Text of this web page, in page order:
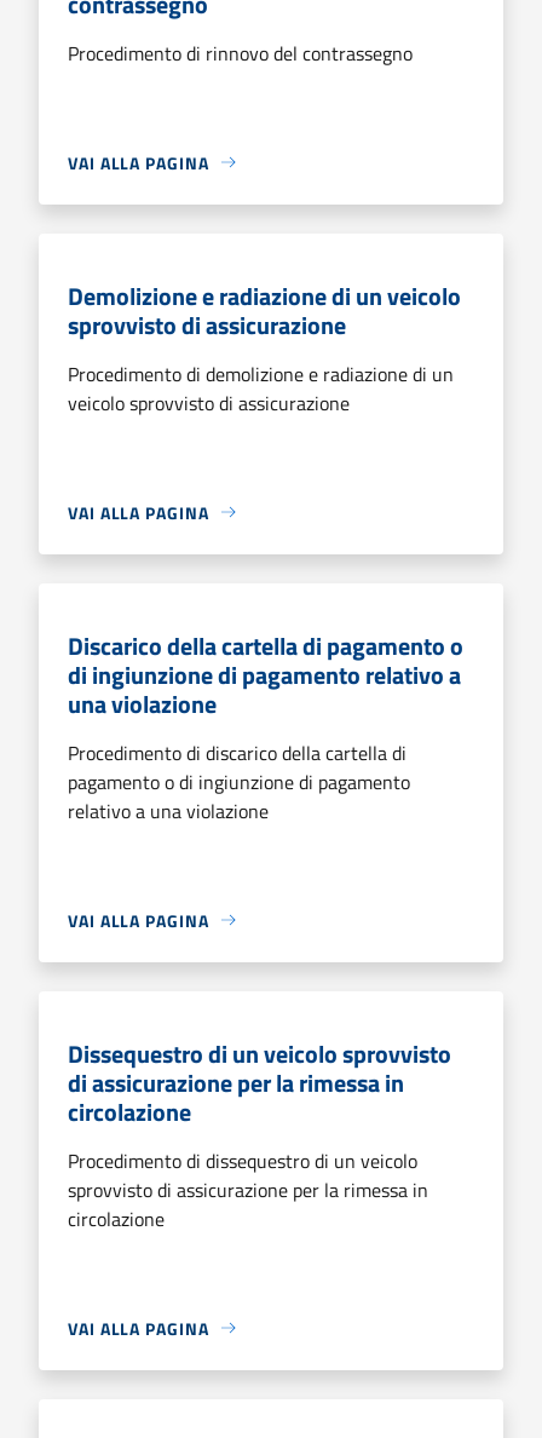
Procedimento di rinnovo del contrassegno
VAI ALLA PAGINA
Demolizione e radiazione di un veicolo
sprovvisto di assicurazione
Procedimento di demolizione e radiazione di un
veicolo sprovvisto di assicurazione
VAI ALLA PAGINA
Discarico della cartella di pagamento o
di ingiunzione di pagamento relativo a
una violazione
Procedimento di discarico della cartella di
pagamento o di ingiunzione di pagamento
relativo a una violazione
VAI ALLA PAGINA
Dissequestro di un veicolo sprovvisto
di assicurazione per la rimessa in
circolazione
Procedimento di dissequestro di un veicolo
sprovvisto di assicurazione per la rimessa in
circolazione
VAI ALLA PAGINA